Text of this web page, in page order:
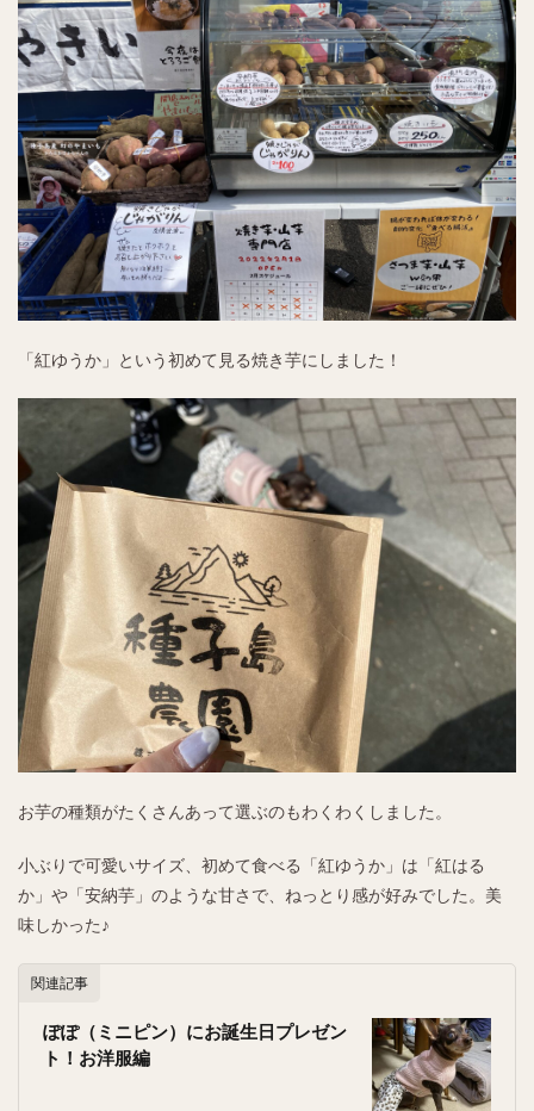
「紅ゆうか」という初めて見る焼き芋にしました！
お芋の種類がたくさんあって選ぶのもわくわくしました。
小ぶりで可愛いサイズ、初めて食べる「紅ゆうか」は「紅はる
か」や「安納芋」のような甘さで、ねっとり感が好みでした。美
味しかった♪
関連記事
ぽぽ（ミニピン）にお誕生日プレゼン
ト！お洋服編